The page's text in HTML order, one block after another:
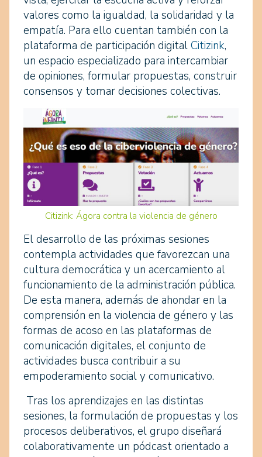
valores como la igualdad, la solidaridad y la
empatía. Para ello cuentan también con la
plataforma de participación digitalCitizink,
un espacio especializado para intercambiar
de opiniones, formular propuestas, construir
consensos y tomar decisiones colectivas.
Citizink: Ágora contra la violencia de género
El desarrollo de las próximas sesiones
contempla actividades que favorezcan una
cultura democrática y un acercamiento al
funcionamiento de la administración pública.
De esta manera, además de ahondar en la
comprensión en la violencia de género y las
formas de acoso en las plataformas de
comunicación digitales, el conjunto de
actividades busca contribuir a su
empoderamiento social y comunicativo.
Tras los aprendizajes en las distintas
sesiones, la formulación de propuestas y los
procesos deliberativos, el grupo diseñará
colaborativamente un pódcast orientado a